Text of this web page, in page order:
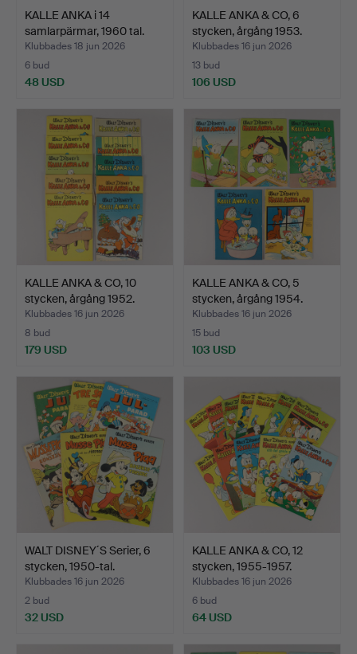
KALLE ANKA i 14
samlarpärmar, 1960 tal.
Klubbades 18 jun 2026
6 bud
48 USD
KALLE ANKA & CO, 6
stycken, årgång 1953.
Klubbades 16 jun 2026
13 bud
106 USD
KALLE ANKA & CO, 10
stycken, årgång 1952.
Klubbades 16 jun 2026
8 bud
179 USD
KALLE ANKA & CO, 5
stycken, årgång 1954.
Klubbades 16 jun 2026
15 bud
103 USD
WALT DISNEY´S Serier, 6
stycken, 1950-tal.
Klubbades 16 jun 2026
2 bud
32 USD
KALLE ANKA & CO, 12
stycken, 1955-1957.
Klubbades 16 jun 2026
6 bud
64 USD